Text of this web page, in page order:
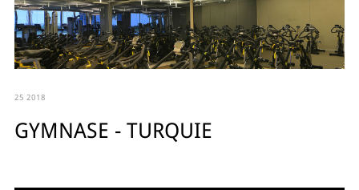
25 2018
GYMNASE - TURQUIE